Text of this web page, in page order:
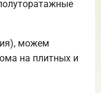
можем
на плитных и